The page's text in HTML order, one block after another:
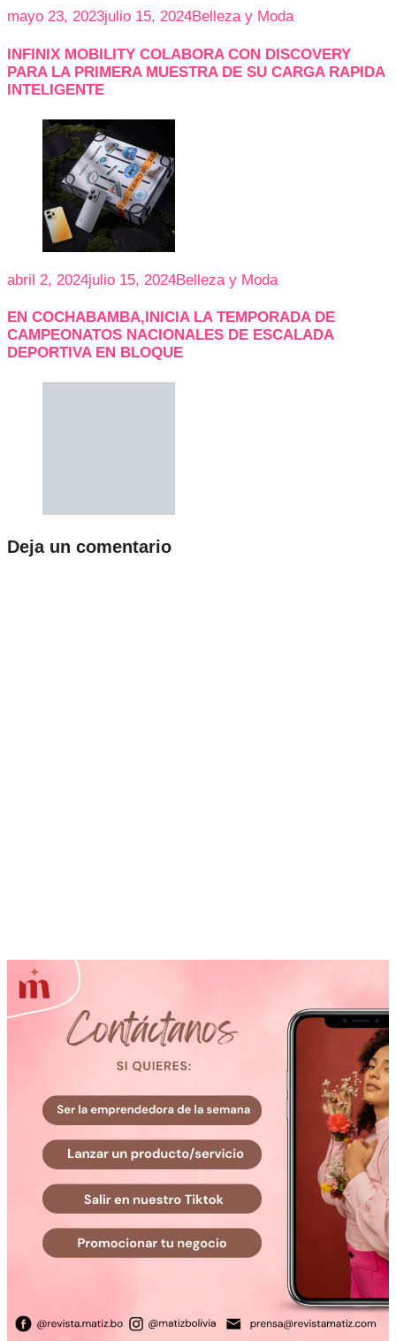
mayo 23, 2023julio 15, 2024Belleza y Moda
INFINIX MOBILITY COLABORA CON DISCOVERY
PARA LA PRIMERA MUESTRA DE SU CARGA RAPIDA
INTELIGENTE
abril 2, 2024julio 15, 2024Belleza y Moda
EN COCHABAMBA,INICIA LA TEMPORADA DE
CAMPEONATOS NACIONALES DE ESCALADA
DEPORTIVA EN BLOQUE
Deja un comentario